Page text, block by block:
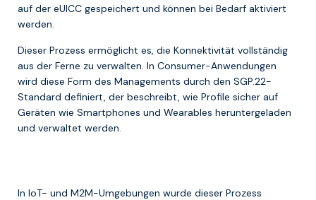
auf der eUICC gespeichert und können bei Bedarf aktiviert
werden.
Dieser Prozess ermöglicht es, die Konnektivität vollständig
aus der Ferne zu verwalten. In Consumer-Anwendungen
wird diese Form des Managements durch den SGP.22-
Standard definiert, der beschreibt, wie Profile sicher auf
Geräten wie Smartphones und Wearables heruntergeladen
und verwaltet werden.
In IoT- und M2M-Umgebungen wurde dieser Prozess